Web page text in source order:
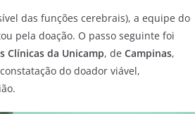
das funções cerebrais), a equipe do
pela doação. O passo seguinte foi
Clínicas da Unicamp, de Campinas,
do doador viável,